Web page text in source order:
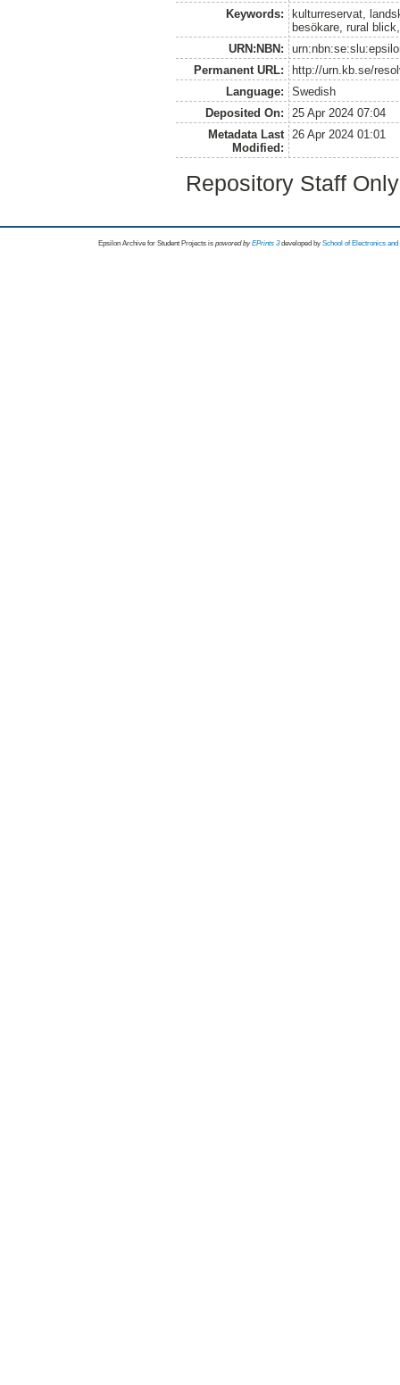
Keywords:
kulturreservat,
besökare, rural
URN:NBN:
Permanent URL:
http://urn.kb.se/
Language:
Swedish
Deposited On:
25 Apr 2024 07:04
Metadata Last
Modified:
26 Apr 2024 01:01
Repository Staff
Epsilon Archive for Student Projects is powored byEPrints 3 developed by School of Electronics